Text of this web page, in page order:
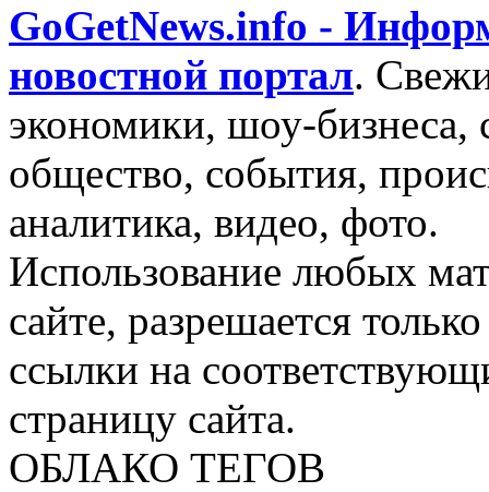
GoGetNews.info -
новостной портал.
экономики, шоу-бизнеса,
общество, события,
аналитика, видео, фото.
Использование любых
сайте, разрешается
ссылки на
страницу сайта.
ОБЛАКО ТЕГОВ